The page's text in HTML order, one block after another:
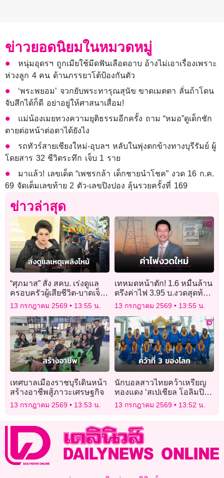
ข่าวยอดนิยมในหมวดหมู่
หนุ่มอุดรฯ ถูกเมียใช้มีดฟันเลือดอาบ อ้างไม่เอาเรื่องเพราะ
ห่วงลูก 4 คน ด้านภรรยาโต้ป้องกันตัว
‘พระพยอม’ จวกยับพระทารุณสุนัข ขาดเมตตา ลั่นถ้าโดน
จับสึกได้ก็ดี อย่าอยู่ให้ศาสนาเสื่อม!
แม่น้องเมยทวงความยุติธรรมอีกครั้ง ถาม “หมอ”ดูเด็กชัก
ตายต่อหน้าต่อตาได้ยังไง
รถทัวร์สายเชียงใหม่-อุบลฯ หลับในพุ่งตกข้างทางบุรีรัมย์ ผู้
โดยสาร 32 ชีวิตระทึก เจ็บ 1 ราย
มาแล้ว! เลขเด็ด “เพชรกล้า เด็กชายนำโชค” งวด 16 ก.ค.
69 จัดเต็มเลขท้าย 2 ตัว-เลขปิงปอง ลุ้นรวยครั้งที่ 169
ข่าวล่าสุด
“ศุภมาส” สั่ง สคบ. เร่งดูแล
ครอบครัวผู้เสียชีวิต-บาดเจ็บ
เหตุไฟไหม้โรงเบียร์​ ณ
ลาดพร้าว
13 กรกฎาคม 2569 13:55 น.
เทหมดหน้าตัก! 1.6 หมื่นล้าน
ตรึงค่าไฟ 3.95 บ.งวดสุดท้าย
ลุ้น 15 ก.ค. ออกมาตรการ
13 กรกฎาคม 2569 13:55 น.
เทศบาลเมืองราชบุรีเดินหน้า
สร้างอาชีพสู้ภาวะเศรษฐกิจ
13 กรกฎาคม 2569 13:53 น.
นักบอลสาวไทยคว้าเหรียญ
ทองแดง ‘สเปเชียล โอลิมปิกส์
เวิลด์คัพ’
13 กรกฎาคม 2569 13:52 น.